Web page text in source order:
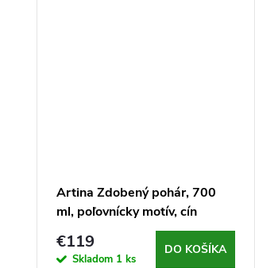
Artina Zdobený pohár, 700
ml, poľovnícky motív, cín
€119
Skladom 1 ks
DO KOŠÍKA